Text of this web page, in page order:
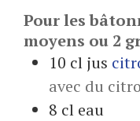
Pour les
moyens ou 2
10 cl jus
avec du
8 cl eau